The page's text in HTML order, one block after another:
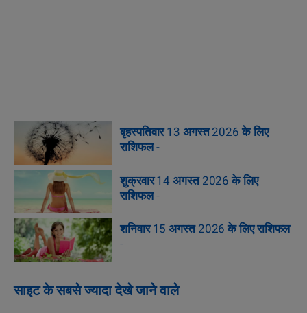
बृहस्पतिवार 13 अगस्त 2026 के लिए
राशिफल-
शुक्रवार 14 अगस्त 2026 के लिए
राशिफल-
शनिवार 15 अगस्त 2026 के लिए राशिफल
-
साइट के सबसे ज्यादा देखे जाने वाले